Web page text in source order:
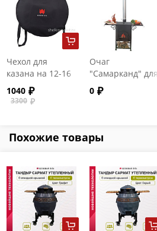
Чехол для
казана на 12-16
литров
1040
3300
Очаг
"Самарканд" для
казанов на 16-17
литров
0
Похожие товары